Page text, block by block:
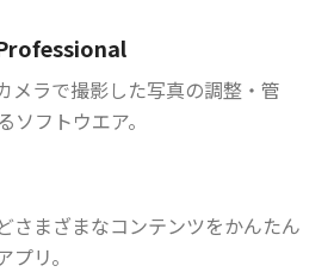
メラで撮影した写真の調整・管
ソフトウエア。
さまざまなコンテンツをかんたん
リ。